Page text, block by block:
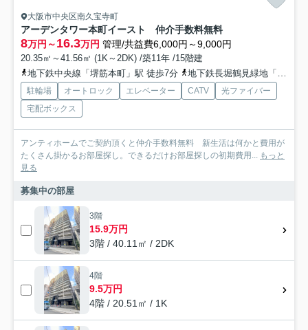
大阪市中央区南久宝寺町
アーデンタワー本町イースト 仲介手数料無料
8万円～16.3万円 管理/共益費6,000円～9,000円
20.35㎡～41.56㎡ (1K～2DK) /築11年 /15階建
地下鉄中央線「堺筋本町」駅 徒歩7分
地下鉄長堀鶴見緑地「松屋町」駅 徒歩10分
駐輪場 オートロック エレベーター CATV
光ファイバー
宅配ボックス
アンティホームでご契約頂くと仲介手数料無料 新生活は何かと費用が
たくさん掛かるお部屋探し。できるだけお部屋探しの初期費用... もっと
見る
募集中の部屋
3階
15.9万円
3階 / 40.11㎡ / 2DK
4階
9.5万円
4階 / 20.51㎡ / 1K